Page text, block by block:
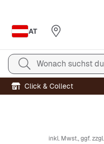
AT
Wonach suchst
Click & Collect
inkl. Mwst., ggf. zzgl.